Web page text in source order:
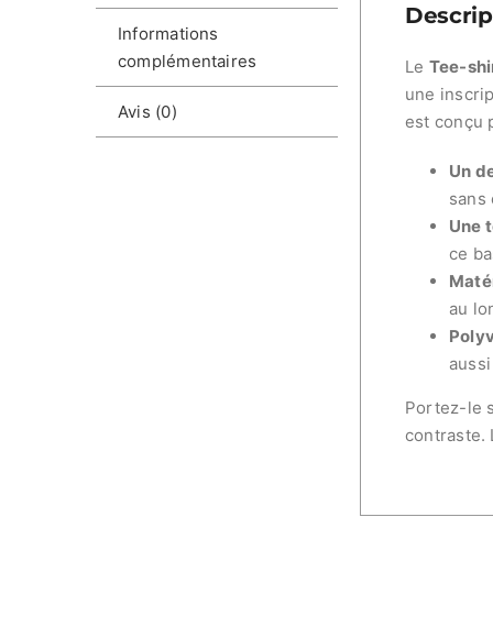
Informations
complémentaires
Avis (0)
Le Tee-
une
est conçu
Un
sans
Une
ce
au
Portez-le
contraste.